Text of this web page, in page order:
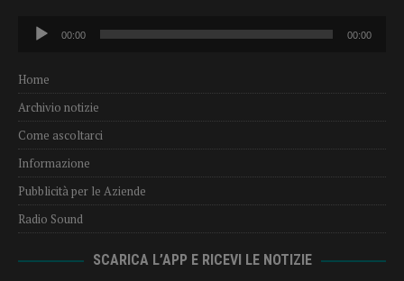
Audio
Player
00:00 00:00
Home
Archivio notizie
Come ascoltarci
Informazione
Pubblicità per le Aziende
Radio Sound
SCARICA L’APP E RICEVI LE NOTIZIE